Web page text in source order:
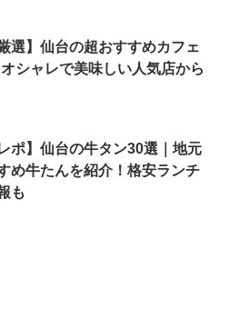
選】仙台の超おすすめカフェ
シャレで美味しい人気店から
ポ】仙台の牛タン30選｜地元
め牛たんを紹介！格安ランチ
も